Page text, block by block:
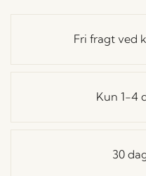
Fri fragt ved
Kun 1-4
30